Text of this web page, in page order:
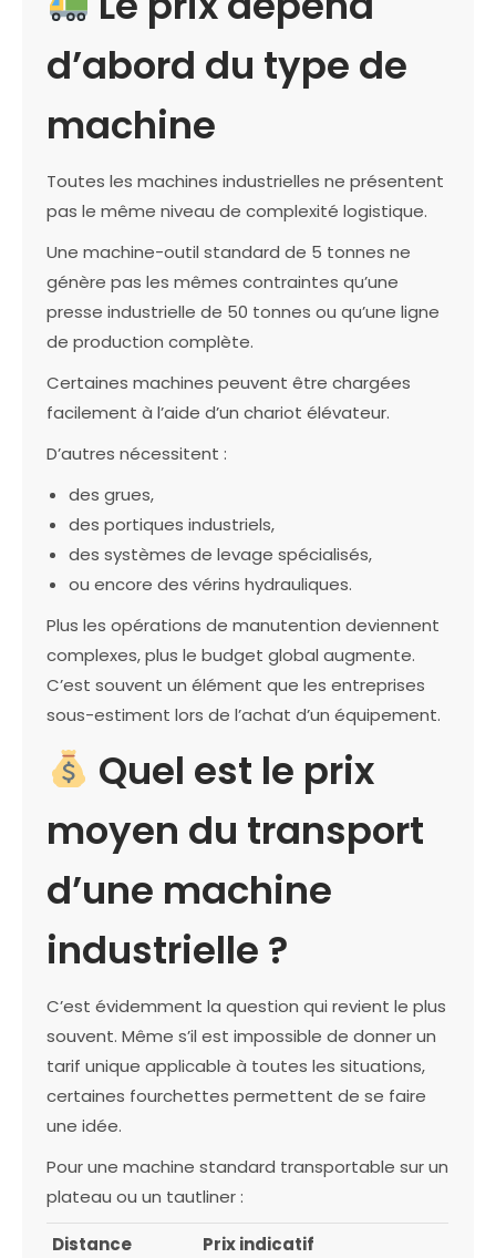
d’abord du type de
machine
Toutes les machines industrielles ne présentent
pas le même niveau de complexité logistique.
Une machine-outil standard de 5 tonnes ne
génère pas les mêmes contraintes qu’une
presse industrielle de 50 tonnes ou qu’une ligne
de production complète.
Certaines machines peuvent être chargées
facilement à l’aide d’un chariot élévateur.
D’autres nécessitent :
des grues,
des portiques industriels,
des systèmes de levage spécialisés,
ou encore des vérins hydrauliques.
Plus les opérations de manutention deviennent
complexes, plus le budget global augmente.
C’est souvent un élément que les entreprises
sous-estiment lors de l’achat d’un équipement.
Quel est le prix
moyen du transport
d’une machine
industrielle ?
C’est évidemment la question qui revient le plus
souvent. Même s’il est impossible de donner un
tarif unique applicable à toutes les situations,
certaines fourchettes permettent de se faire
une idée.
Pour une machine standard transportable sur un
plateau ou un tautliner :
Distance
Prix indicatif